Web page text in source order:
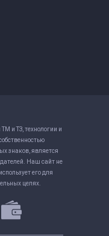
и ТЗ, технологии и
знаков, является
Наш сайт не
его для
целях.